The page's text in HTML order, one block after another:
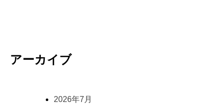
アーカイブ
2026年7月